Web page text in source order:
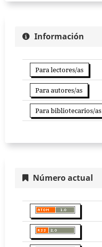
Información
Para lectores/as
Para autores/as
Para bibliotecarios/as
Número actual